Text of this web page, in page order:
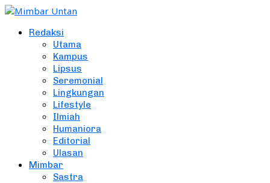
Redaksi
Utama
Kampus
Lipsus
Seremonial
Lingkungan
Lifestyle
Ilmiah
Humaniora
Editorial
Ulasan
Mimbar
Sastra